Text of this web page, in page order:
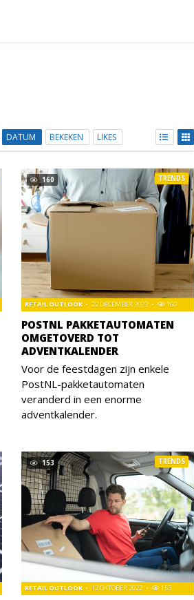
DATUM BEKEKEN LIKES
160
POSTNL PAKKETAUTOMATEN
OMGETOVERD TOT
ADVENTKALENDER
RETAIL OUTLOOK 22 DECEMBER 2023 160
TRENDS
Voor de feestdagen zijn enkele
PostNL-pakketautomaten
veranderd in een enorme
adventkalender.
153
RETAIL OUTLOOK 12 OKTOBER 2022 153
TRENDS